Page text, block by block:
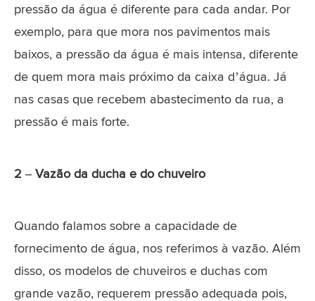
pressão da água é diferente para cada andar. Por
exemplo, para que mora nos pavimentos mais
baixos, a pressão da água é mais intensa, diferente
de quem mora mais próximo da caixa d’água. Já
nas casas que recebem abastecimento da rua, a
pressão é mais forte.
2 – Vazão da ducha e do chuveiro
Quando falamos sobre a capacidade de
fornecimento de água, nos referimos à vazão. Além
disso, os modelos de chuveiros e duchas com
grande vazão, requerem pressão adequada pois,